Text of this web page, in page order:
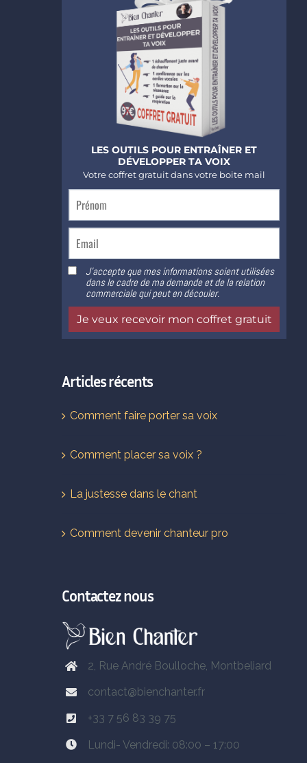
Articles récents
Comment faire porter sa voix
Comment placer sa voix ?
La justesse dans le chant
Comment devenir chanteur pro
Contactez nous
2, Rue André Boulloche, Montbeliard
contact@bienchanter.fr
+33 7 56 83 39 75
Lundi- Vendredi: 08:00 – 17:00